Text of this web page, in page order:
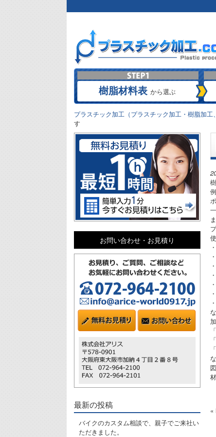
樹脂材料表 から選ぶ
プラスチック加工（プラスチック加工・樹脂加
す
«
お問い合わせ・お見積り
最新の投稿
バイクのカスタム相談で、親子でご来社い
ただきました。